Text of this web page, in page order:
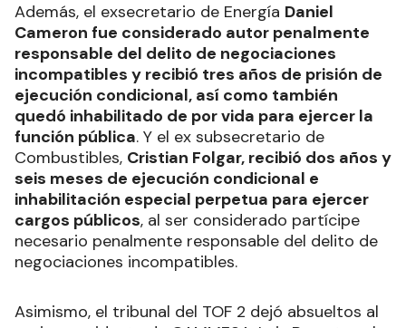
Además, el exsecretario de Energía Daniel
Cameron fue considerado autor penalmente
responsable del delito de negociaciones
incompatibles y recibió tres años de prisión de
ejecución condicional, así como también
quedó inhabilitado de por vida para ejercer la
función pública. Y el ex subsecretario de
Combustibles, Cristian Folgar, recibió dos años y
seis meses de ejecución condicional e
inhabilitación especial perpetua para ejercer
cargos públicos, al ser considerado partícipe
necesario penalmente responsable del delito de
negociaciones incompatibles.
Asimismo, el tribunal del TOF 2 dejó absueltos al